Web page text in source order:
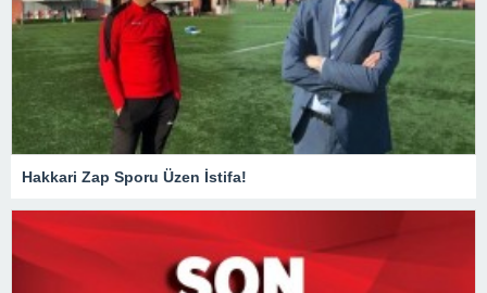
Hakkari Zap Sporu Üzen İstifa!